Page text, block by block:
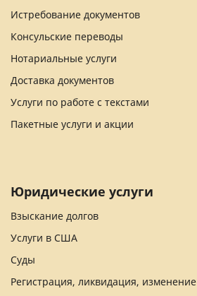
Истребование документов
Консульские переводы
Нотариальные услуги
Доставка документов
Услуги по работе с текстами
Пакетные услуги и акции
Юридические услуги
Взыскание долгов
Услуги в США
Суды
Регистрация, ликвидация, изменение